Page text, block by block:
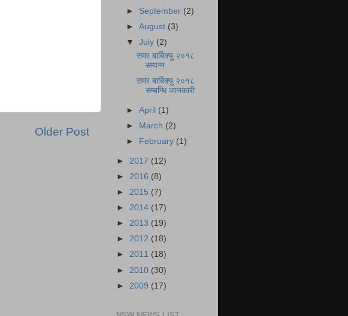
Older Post
► September (2)
►August (3)
▼July (2)
समर बार्बिक्यु २०१८
सम्पन्न
समर बार्बिक्यु २०१८
सम्बन्धि जानकारी
►April (1)
► March (2)
►
February (1)
► 2017 (12)
► 2016 (8)
► 2015 (7)
► 2014 (17)
► 2013 (19)
► 2012 (18)
► 2011 (18)
► 2010 (30)
► 2009 (17)